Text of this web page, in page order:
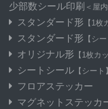
少部数シール印刷 ＜屋
スタンダード形 【1枚
スタンダード形 【シー
オリジナル形 【1枚カ
シートシール 【シート】
フロアステッカー
マグネットステッカ